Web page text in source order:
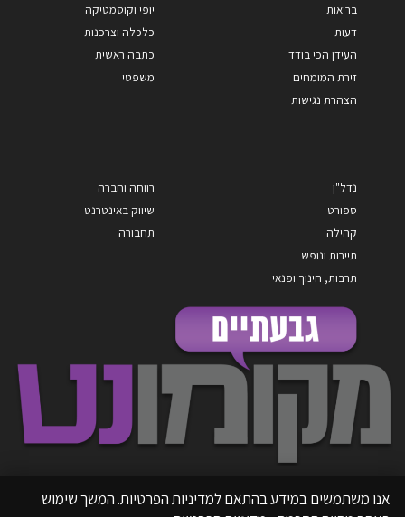
בריאות
דעות
העידן הכי בודד
זירת המומחים
הצהרת נגישות
יופי וקוסמטיקה
כלכלה וצרכנות
כתבה ראשית
משפטי
נדל"ן
ספורט
קהילה
תיירות ונופש
תרבות, חינוך ופנאי
רווחה וחברה
שיווק באינטרנט
תחבורה
אנו משתמשים במידע בהתאם למדיניות הפרטיות. המשך שימוש